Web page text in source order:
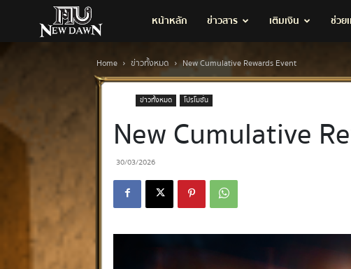
MU
New
Dawn
หน้าหลัก ข่าวสาร เติมเงิน ช่วย
Home ข่าวทั้งหมด New Cumulative Rewards Event
ข่าวทั้งหมด โปรโมชั่น
New Cumulative
30/03/2026